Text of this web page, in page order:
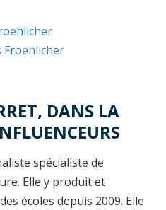
Froehlicher
DANS LA
spécialiste de
Elle y produit et
écoles depuis 2009. Elle